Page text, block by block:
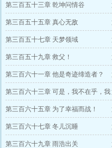
第三百五十三章 乾坤问情谷
第三百五十五章 真心无敌
第三百五十七章 天梦领域
第三百五十九章 救父！
第三百六十一章 他是奇迹缔造者？
第三百六十三章 可是，我不在乎，我
爱你
第三百六十五章 为了幸福而战！
第三百六十七章 冬儿沉睡
第三百六十九章 雨浩出关